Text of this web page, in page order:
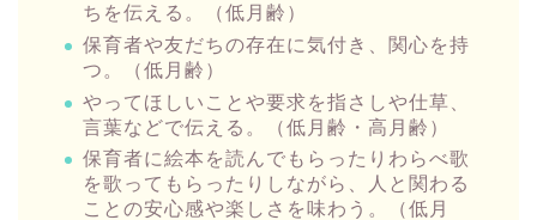
ちを伝える。（低月齢）
保育者や友だちの存在に気付き、関心を持
つ。（低月齢）
やってほしいことや要求を指さしや仕草、
言葉などで伝える。（低月齢・高月齢）
保育者に絵本を読んでもらったりわらべ歌
を歌ってもらったりしながら、人と関わる
ことの安心感や楽しさを味わう。（低月